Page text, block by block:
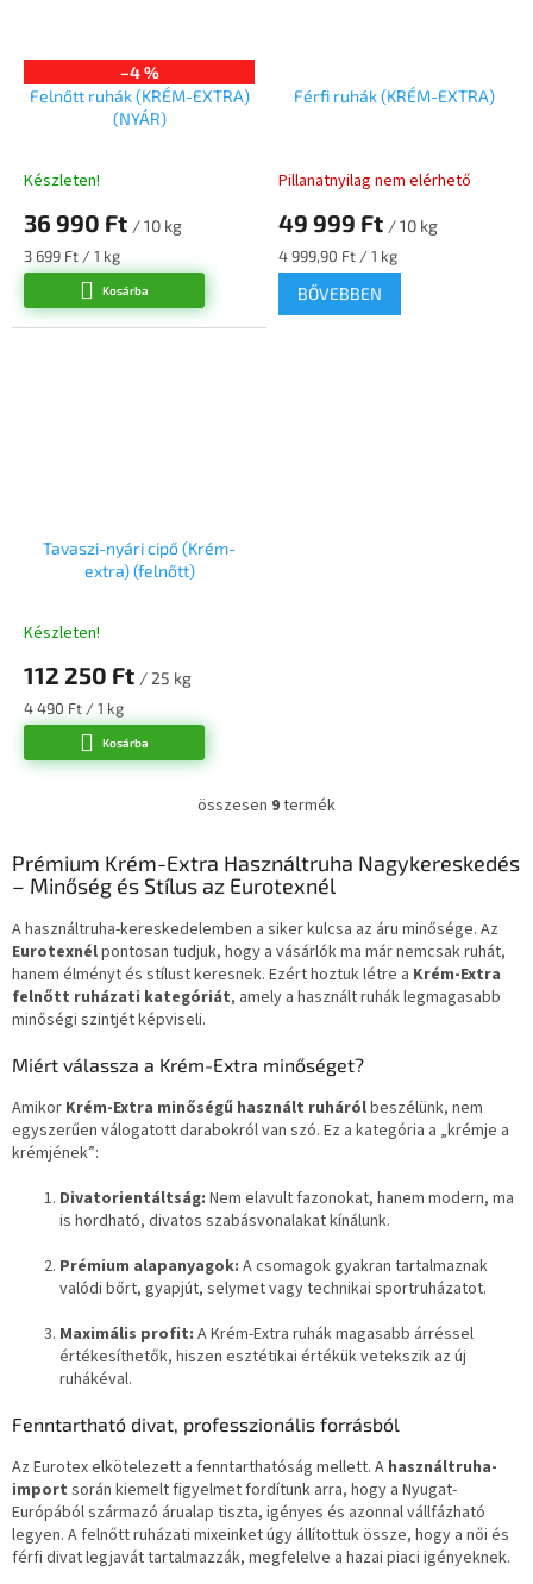
–4 %
Felnőtt ruhák (KRÉM-EXTRA)
(NYÁR)
Készleten!
36 990 Ft / 10 kg
Egységár:
3 699 Ft / 1 kg
Kosárba
Férfi ruhák (KRÉM-EXTRA)
Pillanatnyilag nem elérhető
49 999 Ft / 10 kg
Egységár:
4 999,90 Ft / 1 kg
BŐVEBBEN
Tavaszi-nyári cipő (Krém-
extra) (felnőtt)
Készleten!
112 250 Ft / 25 kg
Egységár:
4 490 Ft / 1 kg
Kosárba
L
s
t
i
r
á
n
t
s
e
m
e
összesen 9termék
Prémium Krém-Extra Használtruha Nagykereskedés
– Minőség és Stílus az Eurotexnél
A használtruha-kereskedelemben a siker kulcsa az áru minősége. Az
Eurotexnélpontosan tudjuk, hogy a vásárlók ma már nemcsak ruhát,
hanem élményt és stílust keresnek. Ezért hoztuk létre a Krém-Extra
felnőtt ruházati kategóriát, amely a használt ruhák legmagasabb
minőségi szintjét képviseli.
Miért válassza a Krém-Extra minőséget?
Amikor Krém-Extra minőségű használt ruhárólbeszélünk, nem
egyszerűen válogatott darabokról van szó. Ez a kategória a „krémje a
krémjének”:
Divatorientáltság: Nem elavult fazonokat, hanem modern, ma
is hordható, divatos szabásvonalakat kínálunk.
Prémium alapanyagok: A csomagok gyakran tartalmaznak
valódi bőrt, gyapjút, selymet vagy technikai sportruházatot.
Maximális profit: A Krém-Extra ruhák magasabb árréssel
értékesíthetők, hiszen esztétikai értékük vetekszik az új
ruhákéval.
Fenntartható divat, professzionális forrásból
Az Eurotex elkötelezett a fenntarthatóság mellett. A használtruha-
import során kiemelt figyelmet fordítunk arra, hogy a Nyugat-
Európából származó árualap tiszta, igényes és azonnal vállfázható
legyen. A felnőtt ruházati mixeinket úgy állítottuk össze, hogy a női és
férfi divat legjavát tartalmazzák, megfelelve a hazai piaci igényeknek.